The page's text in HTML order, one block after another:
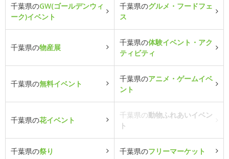
千葉県のGW(ゴールデンウィ
ーク)イベント
千葉県のグルメ・フードフェ
ス
千葉県の物産展
千葉県の体験イベント・アク
ティビティ
千葉県の無料イベント
千葉県のアニメ・ゲームイベ
ント
千葉県の花イベント
千葉県の動物ふれあいイベン
ト
千葉県の祭り 千葉県のフリーマーケット